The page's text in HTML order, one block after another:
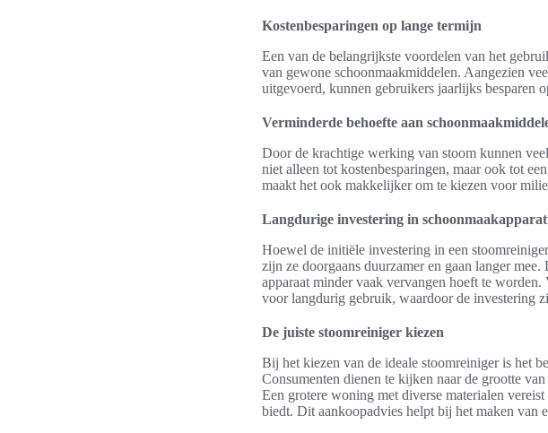
Kostenbesparingen op lange termijn
Een van de belangrijkste voordelen van het
van gewone schoonmaakmiddelen. Aangezien
uitgevoerd, kunnen gebruikers jaarlijks besparen
Verminderde behoefte aan
Door de krachtige werking van stoom kunnen
niet alleen tot kostenbesparingen, maar ook tot
maakt het ook makkelijker om te kiezen voor
Langdurige investering in
Hoewel de initiële investering in een
zijn ze doorgaans duurzamer en gaan langer
apparaat minder vaak vervangen hoeft te
voor langdurig gebruik, waardoor de investering
De juiste stoomreiniger kiezen
Bij het kiezen van de ideale stoomreiniger is het
Consumenten dienen te kijken naar de grootte
Een grotere woning met diverse materialen
biedt. Dit aankoopadvies helpt bij het maken van